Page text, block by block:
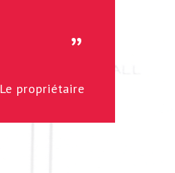
Le propriétaire